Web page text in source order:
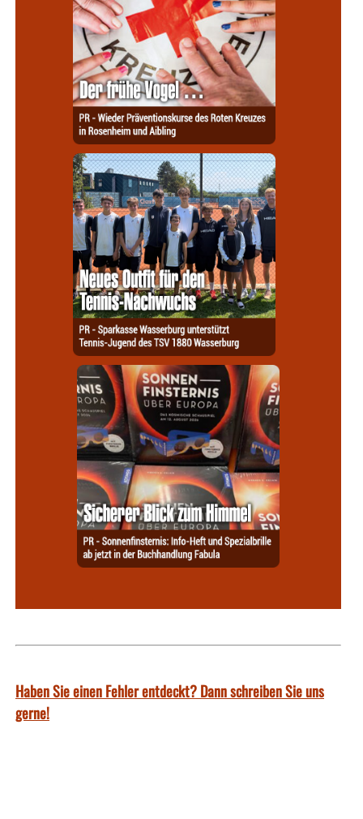
Haben Sie einen Fehler entdeckt? Dann schreiben Sie uns
gerne!